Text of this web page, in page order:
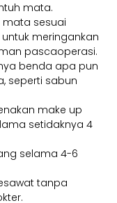
mata.
mata sesuai
meringankan
pascaoperasi.
benda apa pun
seperti sabun
make up
setidaknya 4
selama 4-6
tanpa